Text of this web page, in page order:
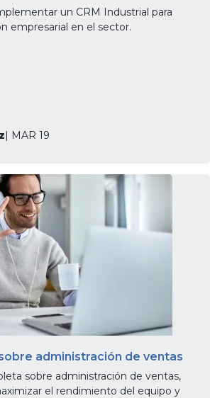
un CRM Industrial para
empresarial en el sector.
| MAR 19
administración de ventas
sobre administración de ventas,
el rendimiento del equipo y